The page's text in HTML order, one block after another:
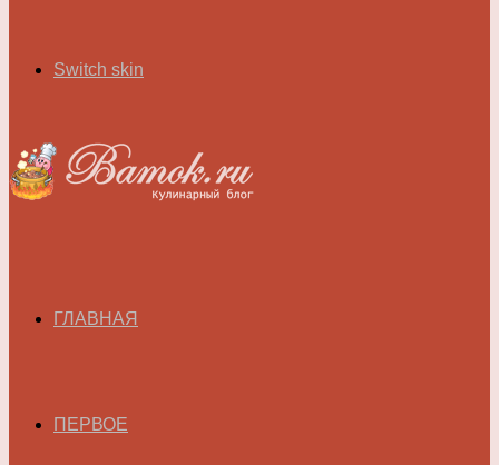
Switch skin
ГЛАВНАЯ
ПЕРВОЕ